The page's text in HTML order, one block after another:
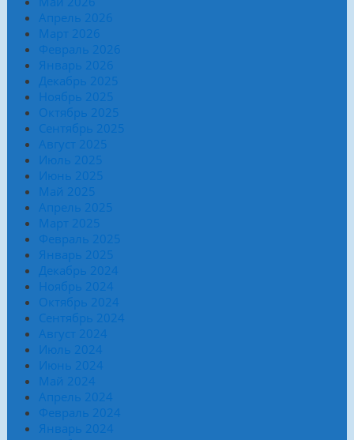
Апрель 2026
Март 2026
Февраль 2026
Январь 2026
Декабрь 2025
Ноябрь 2025
Октябрь 2025
Сентябрь 2025
Август 2025
Июль 2025
Июнь 2025
Май 2025
Апрель 2025
Март 2025
Февраль 2025
Январь 2025
Декабрь 2024
Ноябрь 2024
Октябрь 2024
Сентябрь 2024
Август 2024
Июль 2024
Июнь 2024
Май 2024
Апрель 2024
Февраль 2024
Январь 2024